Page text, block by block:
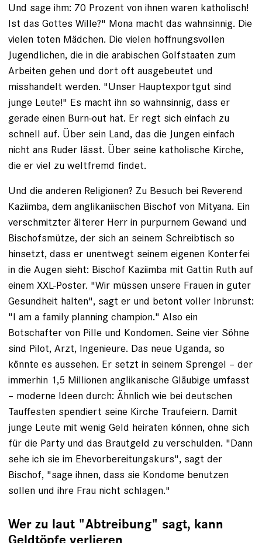
Und sage ihm: 70 Prozent von ihnen waren katholisch!
Ist das Gottes Wille?" Mona macht das wahnsinnig. Die
­vielen toten Mädchen. Die vielen hoffnungsvollen
Jugendlichen, die in die arabischen Golfstaaten zum
Arbeiten gehen und dort oft ausgebeutet und
misshandelt werden. "Unser Hauptexportgut sind
junge Leute!" Es macht ihn so wahnsinnig, dass er
gerade ­einen Burn-out hat. Er regt sich einfach zu
schnell auf. Über sein Land, das die Jungen einfach
nicht ans ­Ruder lässt. Über seine katholische Kirche,
die er viel zu weltfremd findet.
Und die anderen Religionen? Zu Besuch bei Reverend
Kaziimba, dem anglikaniischen Bischof von Mityana. Ein
verschmitzter älterer Herr in purpurnem Gewand und
Bischofsmütze, der sich an seinem Schreibtisch so
hinsetzt, dass er unentwegt seinem eigenen Konterfei
in die Augen sieht: Bischof Kaziimba mit Gattin Ruth auf
einem XXL-Poster. "Wir müssen unsere Frauen in guter
Gesundheit halten", sagt er und betont voller Inbrunst:
"I am a family planning champion." Also ein
Botschafter von Pille und Kondomen. Seine vier Söhne
sind Pilot, Arzt, Ingenieure. Das neue Uganda, so
könnte es aussehen. Er setzt in seinem Sprengel – der
immerhin 1,5 Millionen anglikanische Gläubige umfasst
– moderne Ideen durch: Ähnlich wie bei deutschen
Tauffesten spendiert seine Kirche Traufeiern. Damit
junge Leute mit wenig Geld heiraten können, ohne sich
für die Party und das Brautgeld zu verschulden. "Dann
sehe ich sie im Ehevorbereitungskurs", sagt der
Bischof, "sage ihnen, dass sie Kondome benutzen
sollen und ihre Frau nicht schlagen."
Wer zu laut "Abtreibung" sagt, kann